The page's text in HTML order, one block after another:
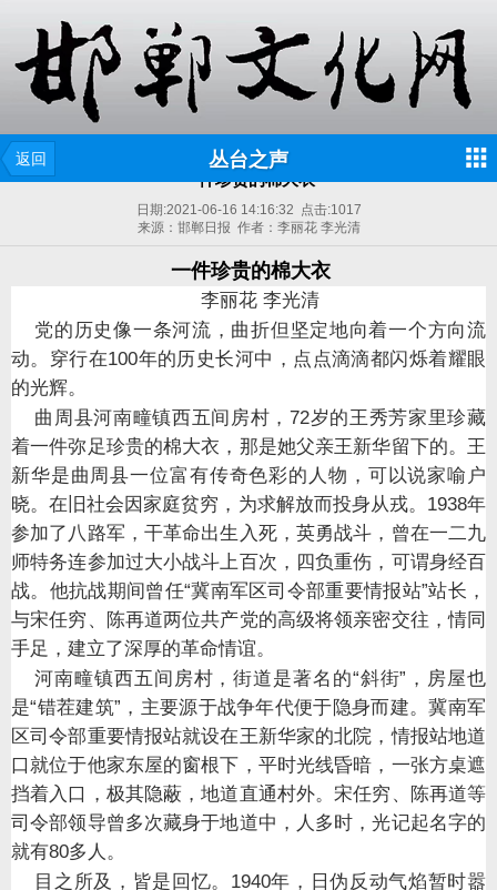
返回 丛台之声
一件珍贵的棉大衣
日期:2021-06-16 14:16:32 点击:1017
来源：邯郸日报 作者：李丽花 李光清
一件珍贵的棉大衣
李丽花 李光清
党的历史像一条河流，曲折但坚定地向着一个方向流
动。穿行在100年的历史长河中，点点滴滴都闪烁着耀眼
的光辉。
曲周县河南疃镇西五间房村， 72岁的王秀芳家里珍藏
着一件弥足珍贵的棉大衣，那是她父亲王新华留下的。王
新华是曲周县一位富有传奇色彩的人物，可以说家喻户
晓。在旧社会因家庭贫穷，为求解放而投身从戎。 1938年
参加了八路军，干革命出生入死，英勇战斗，曾在一二九
师特务连参加过大小战斗上百次，四负重伤，可谓身经百
战。他抗战期间曾任“冀南军区司令部重要情报站”站长，
与宋任穷、陈再道两位共产党的高级将领亲密交往，情同
手足，建立了深厚的革命情谊。
河南疃镇西五间房村，街道是著名的“斜街” ，房屋也
是“错茬建筑” ，主要源于战争年代便于隐身而建。冀南军
区司令部重要情报站就设在王新华家的北院，情报站地道
口就位于他家东屋的窗根下，平时光线昏暗，一张方桌遮
挡着入口，极其隐蔽，地道直通村外。宋任穷、陈再道等
司令部领导曾多次藏身于地道中，人多时，光记起名字的
就有80多人。
目之所及，皆是回忆。 1940年，日伪反动气焰暂时嚣